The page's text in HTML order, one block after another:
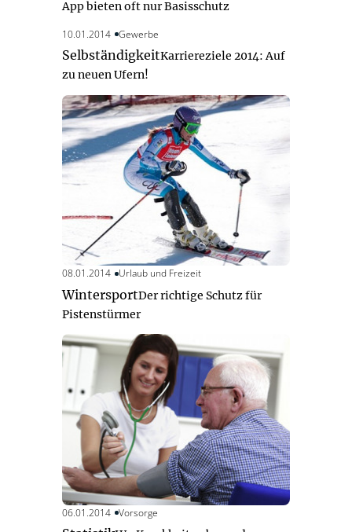
App bieten oft nur Basisschutz
10.01.2014 Gewerbe
SelbständigkeitKarriereziele 2014: Auf
zu neuen Ufern!
08.01.2014 Urlaub und Freizeit
WintersportDer richtige Schutz für
Pistenstürmer
06.01.2014 Vorsorge